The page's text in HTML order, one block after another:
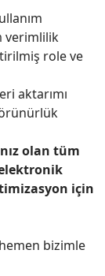
verimlilik
role ve
aktarımı
olan tüm
için
bizimle